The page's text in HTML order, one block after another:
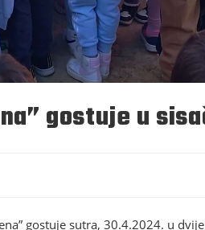
gostuje u
gostuje sutra, 30.4.2024. u